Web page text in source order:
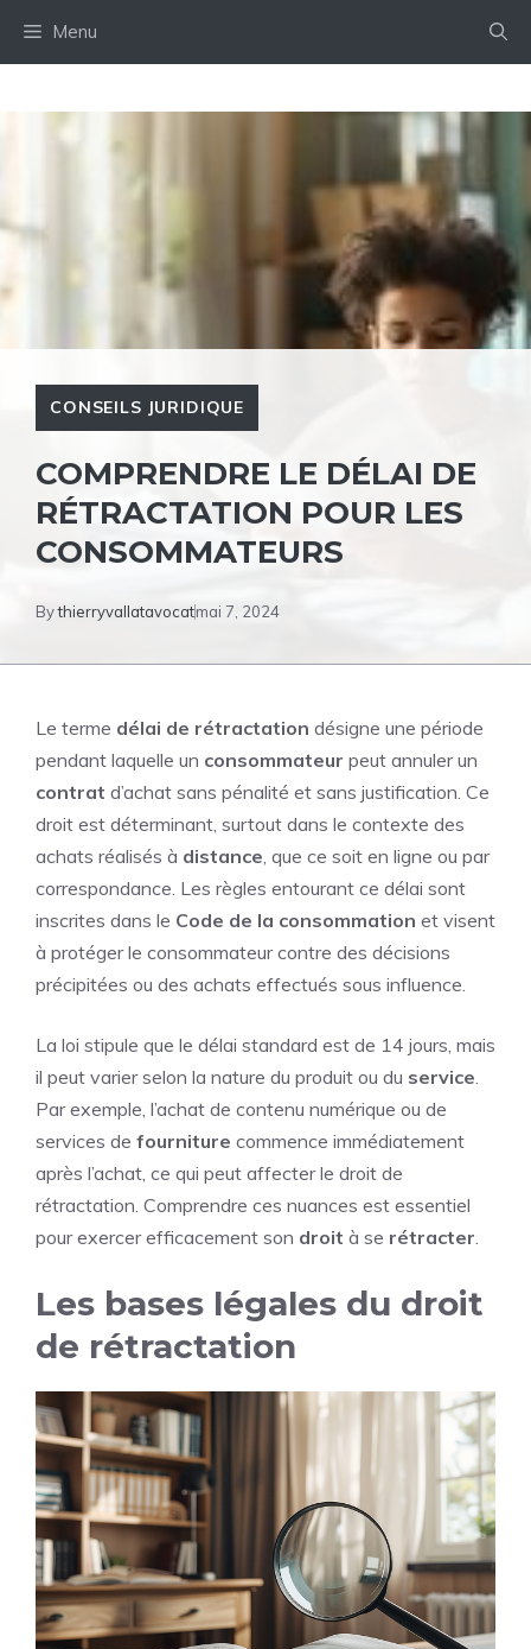
Menu
CONSEILS JURIDIQUE
COMPRENDRE LE DÉLAI DE
RÉTRACTATION POUR LES
CONSOMMATEURS
Bythierryvallatavocatmai 7, 2024
Le terme délai de rétractation désigne une période
pendant laquelle un consommateur peut annuler un
contrat d’achat sans pénalité et sans justification. Ce
droit est déterminant, surtout dans le contexte des
achats réalisés à distance, que ce soit en ligne ou par
correspondance. Les règles entourant ce délai sont
inscrites dans le Code de la consommation et visent
à protéger le consommateur contre des décisions
précipitées ou des achats effectués sous influence.
La loi stipule que le délai standard est de 14 jours, mais
il peut varier selon la nature du produit ou du service.
Par exemple, l’achat de contenu numérique ou de
services de fourniture commence immédiatement
après l’achat, ce qui peut affecter le droit de
rétractation. Comprendre ces nuances est essentiel
pour exercer efficacement son droit à se rétracter.
Les bases légales du droit
de rétractation